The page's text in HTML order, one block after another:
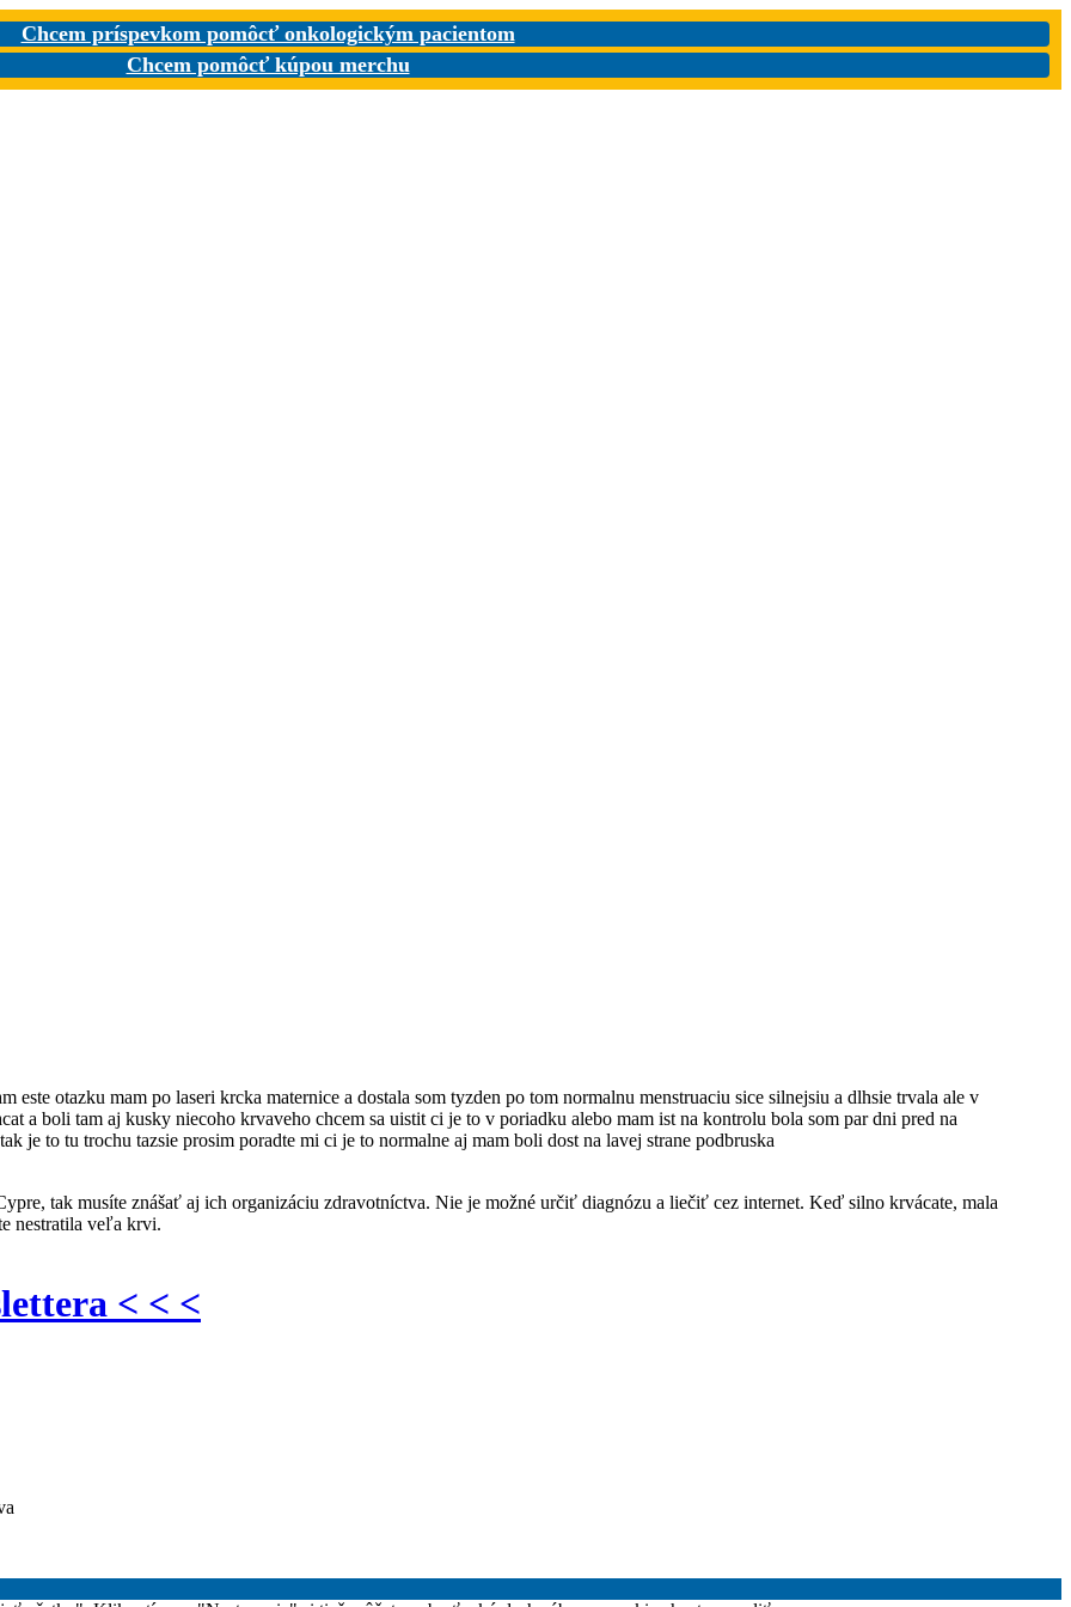
Chcem príspevkom pomôcť onkologickým pacientom
Chcem pomôcť kúpou merchu
este otazku mam po laseri krcka maternice a dostala som tyzden po tom normalnu menstruaciu sice silnejsiu a dlhsie trvala ale v
a boli tam aj kusky niecoho krvaveho chcem sa uistit ci je to v poriadku alebo mam ist na kontrolu bola som par dni pred na
je to tu trochu tazsie prosim poradte mi ci je to normalne aj mam boli dost na lavej strane podbruska
tak musíte znášať aj ich organizáciu zdravotníctva. Nie je možné určiť diagnózu a liečiť cez internet. Keď silno krvácate, mala
nestratila veľa krvi.
< < <